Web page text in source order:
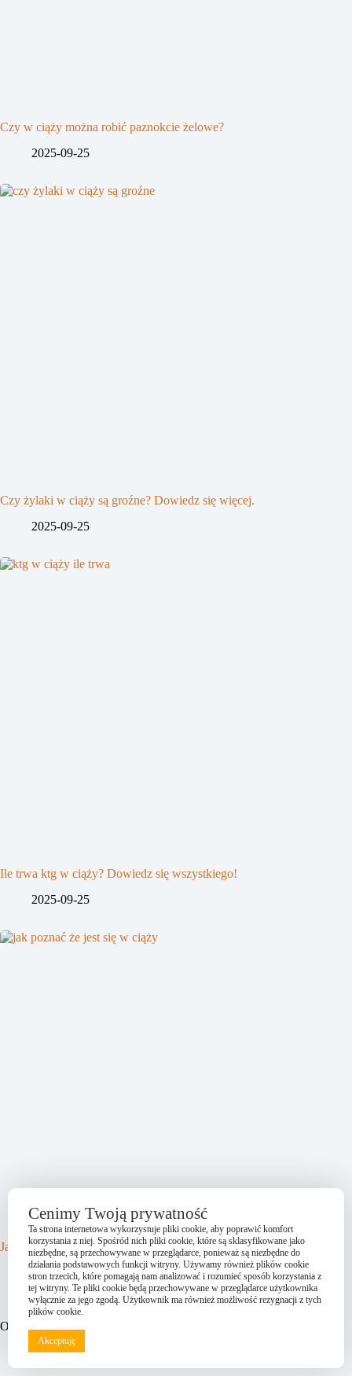
Czy w ciąży można robić paznokcie żelowe?
2025-09-25
Czy żylaki w ciąży są groźne? Dowiedz się więcej.
2025-09-25
Ile trwa ktg w ciąży? Dowiedz się wszystkiego!
2025-09-25
Jak poznać, że jest się w ciąży?
2025-09-25
O nas
Cenimy Twoją prywatność
Ta strona internetowa wykorzystuje pliki cookie, aby poprawić komfort
korzystania z niej. Spośród nich pliki cookie, które są sklasyfikowane jako
niezbędne, są przechowywane w przeglądarce, ponieważ są niezbędne do
działania podstawowych funkcji witryny. Używamy również plików cookie
stron trzecich, które pomagają nam analizować i rozumieć sposób korzystania z
tej witryny. Te pliki cookie będą przechowywane w przeglądarce użytkownika
wyłącznie za jego zgodą. Użytkownik ma również możliwość rezygnacji z tych
plików cookie.
Akceptuję